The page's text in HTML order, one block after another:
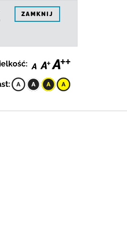
ZAMKNIJ